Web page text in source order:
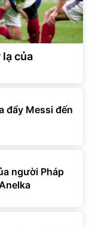
lạ của
đẩy Messi đến
người Pháp